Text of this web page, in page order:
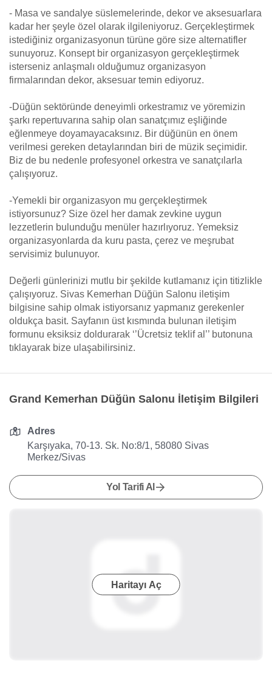
- Masa ve sandalye süslemelerinde, dekor ve aksesuarlara
kadar her şeyle özel olarak ilgileniyoruz. Gerçekleştirmek
istediğiniz organizasyonun türüne göre size alternatifler
sunuyoruz. Konsept bir organizasyon gerçekleştirmek
isterseniz anlaşmalı olduğumuz organizasyon
firmalarından dekor, aksesuar temin ediyoruz.
-Düğün sektöründe deneyimli orkestramız ve yöremizin
şarkı repertuvarına sahip olan sanatçımız eşliğinde
eğlenmeye doyamayacaksınız. Bir düğünün en önem
verilmesi gereken detaylarından biri de müzik seçimidir.
Biz de bu nedenle profesyonel orkestra ve sanatçılarla
çalışıyoruz.
-Yemekli bir organizasyon mu gerçekleştirmek
istiyorsunuz? Size özel her damak zevkine uygun
lezzetlerin bulunduğu menüler hazırlıyoruz. Yemeksiz
organizasyonlarda da kuru pasta, çerez ve meşrubat
servisimiz bulunuyor.
Değerli günlerinizi mutlu bir şekilde kutlamanız için titizlikle
çalışıyoruz. Sivas Kemerhan Düğün Salonu iletişim
bilgisine sahip olmak istiyorsanız yapmanız gerekenler
oldukça basit. Sayfanın üst kısmında bulunan iletişim
formunu eksiksiz doldurarak ‘’Ücretsiz teklif al’’ butonuna
tıklayarak bize ulaşabilirsiniz.
Grand Kemerhan Düğün Salonu İletişim Bilgileri
Adres
Karşıyaka, 70-13. Sk. No:8/1, 58080 Sivas
Merkez/Sivas
Yol Tarifi Al
Haritayı Aç